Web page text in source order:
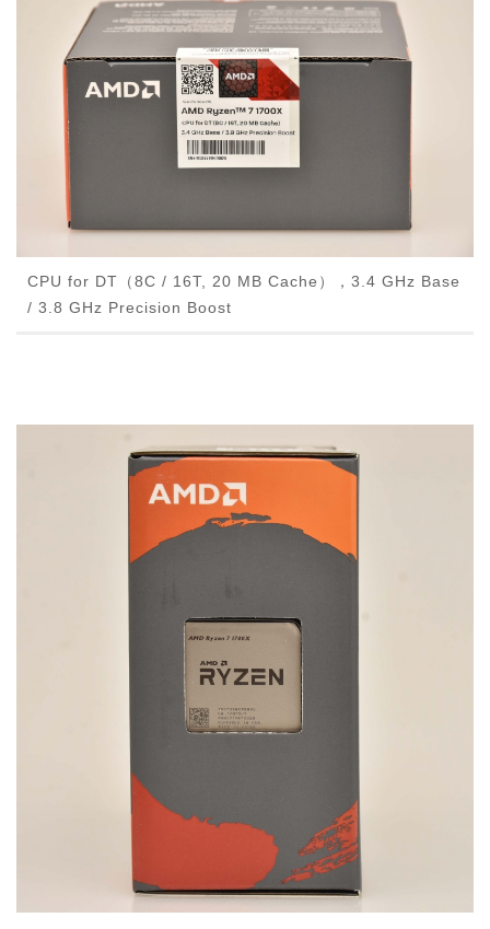
CPU for DT（8C / 16T, 20 MB Cache），3.4 GHz Base
/ 3.8 GHz Precision Boost